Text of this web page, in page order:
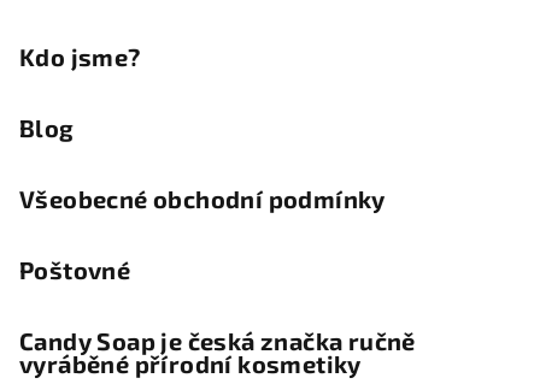
Kdo jsme?
Blog
Všeobecné obchodní podmínky
Poštovné
Candy Soap je česká značka ručně
vyráběné přírodní kosmetiky